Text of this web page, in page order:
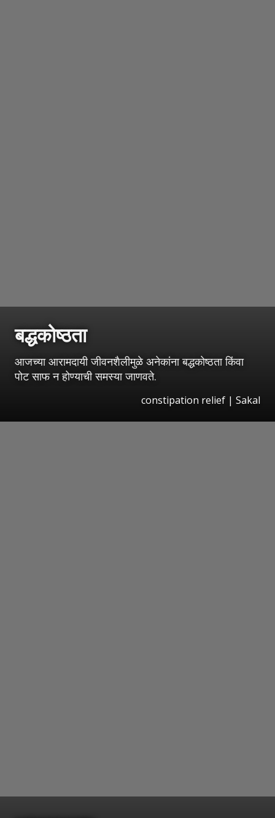
बद्धकोष्ठता
आजच्या आरामदायी जीवनशैलीमुळे अनेकांना बद्धकोष्ठता किंवा
पोट साफ न होण्याची समस्या जाणवते.
constipation relief | Sakal